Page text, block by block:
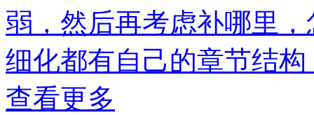
弱，然后再考虑补哪里
细化都有自己的章节结
查看更多